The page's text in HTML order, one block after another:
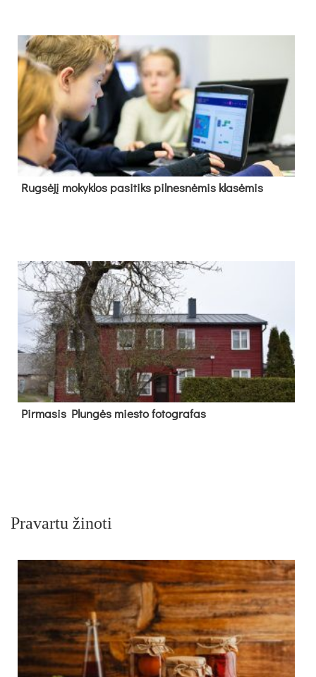
Rug­sė­jį mo­kyk­los pa­si­tiks pil­nes­nė­mis kla­sė­mis
Pir­ma­sis Plun­gės mies­to fo­tog­ra­fas
Pravartu žinoti